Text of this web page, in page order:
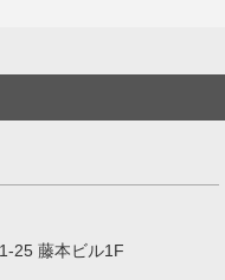
25 藤本ビル1F